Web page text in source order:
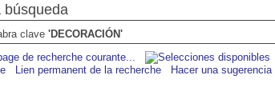
búsqueda
clave 'DECORACIÓN'
Lien permanent de la recherche Hacer una sugerencia